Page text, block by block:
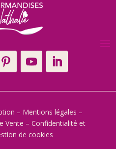
– Mentions légales –
Vente –Confidentialité et
de cookies